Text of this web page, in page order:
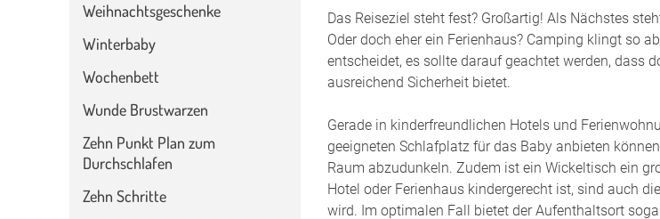
Das Reiseziel steht fest? Großartig! Als Nächstes
Oder doch eher ein Ferienhaus? Camping klingt so
entscheidet, es sollte darauf geachtet werden, dass
ausreichend Sicherheit bietet.
Gerade in kinderfreundlichen Hotels und
geeigneten Schlafplatz für das Baby anbieten
Raum abzudunkeln. Zudem ist ein Wickeltisch ein
Hotel oder Ferienhaus kindergerecht ist, sind auch
wird. Im optimalen Fall bietet der Aufenthaltsort
Weihnachtsgeschenke
Winterbaby
Wochenbett
Wunde Brustwarzen
Zehn Punkt Plan zum
Durchschlafen
Zehn Schritte